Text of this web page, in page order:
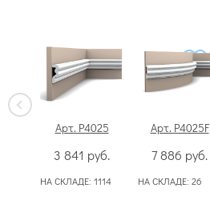
Арт. P4025
3 841 руб.
НА СКЛАДЕ: 1114
Арт. P4025F
7 886 руб.
НА СКЛАДЕ: 26